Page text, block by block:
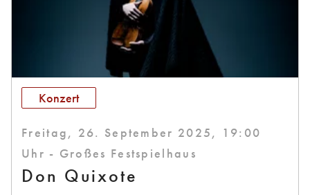
Konzert
Freitag, 26. September 2025, 19:00
Uhr - Großes Festspielhaus
Don Quixote